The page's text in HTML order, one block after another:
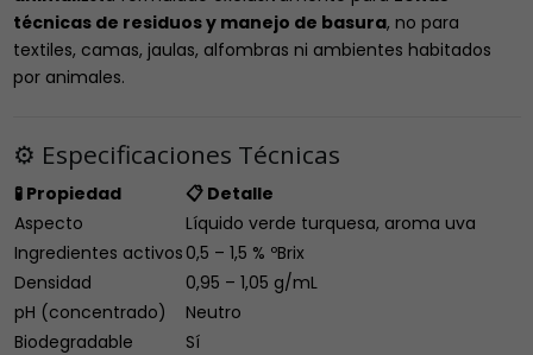
técnicas de residuos y manejo de basura, no para
textiles, camas, jaulas, alfombras ni ambientes habitados
por animales.
⚙️ Especificaciones Técnicas
🧪 Propiedad
📋 Detalle
Aspecto
Líquido verde turquesa, aroma uva
Ingredientes activos 0,5 – 1,5 % ºBrix
Densidad
0,95 – 1,05 g/mL
pH (concentrado)
Neutro
Biodegradable
Sí